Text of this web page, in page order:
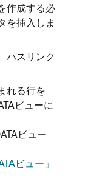
作成する必
を挿入しま
パスリンク
れる行を
ビューに
ビュー
ビュー」